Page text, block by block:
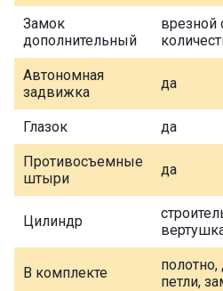
Замок
дополнительный
врезной
Автономная
задвижка
да
Глазок да
Противосъемные
штыри
да
Цилиндр
В комплекте
петли,